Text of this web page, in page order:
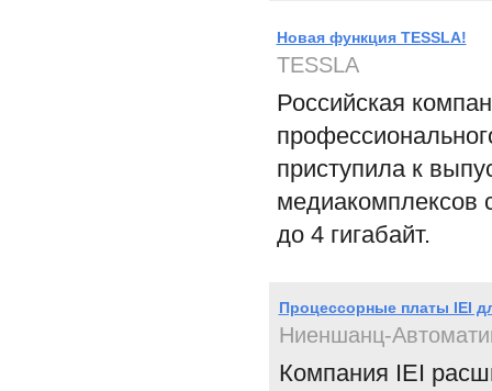
Новая функция TESSLA!
TESSLA
Российская
приступила к
медиакомплексов
до 4 гигабайт.
Процессорные платы IEI
Ниеншанц-
Компания IEI